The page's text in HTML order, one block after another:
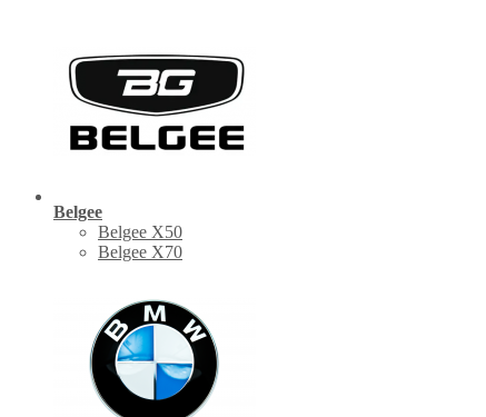
Belgee
Belgee X50
Belgee X70